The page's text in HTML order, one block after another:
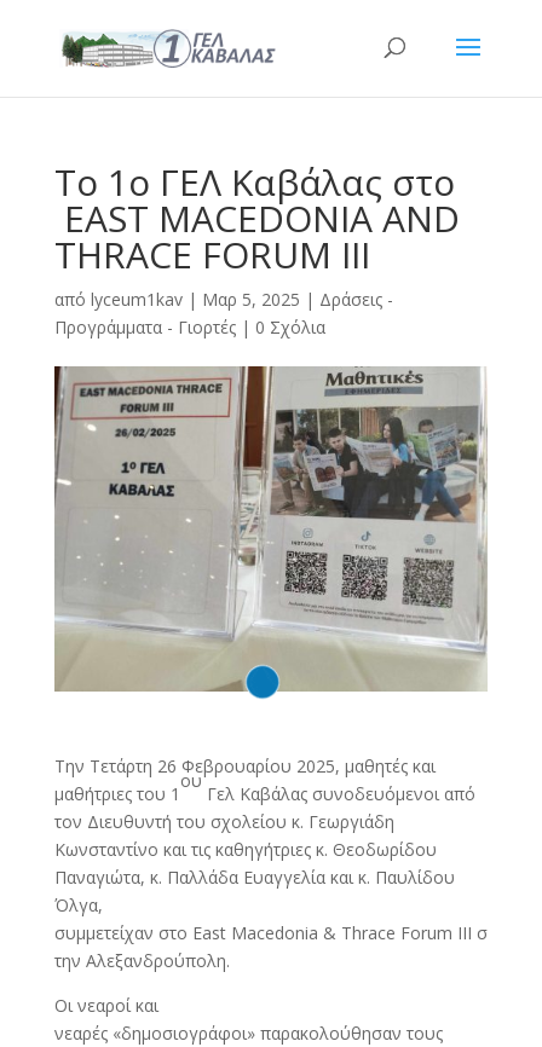
Το 1ο ΓΕΛ Καβάλας στο
EAST MACEDONIA AND
THRACE FORUM III
από lyceum1kav| Μαρ 5, 2025 | Δράσεις -
Προγράμματα - Γιορτές| 0 Σχόλια
Την Τετάρτη 26 Φεβρουαρίου 2025, μαθητές και
μαθήτριες του 1
ου
Γελ Καβάλας συνοδευόμενοι από
τον Διευθυντή του σχολείου κ. Γεωργιάδη
Κωνσταντίνο και τις καθηγήτριες κ. Θεοδωρίδου
Παναγιώτα, κ. Παλλάδα Ευαγγελία και κ. Παυλίδου
Όλγα,
συμμετείχαν στο East Macedonia & Thrace Forum III σ
την Αλεξανδρούπολη.
Οι νεαροί και
νεαρές «δημοσιογράφοι» παρακολούθησαν τους